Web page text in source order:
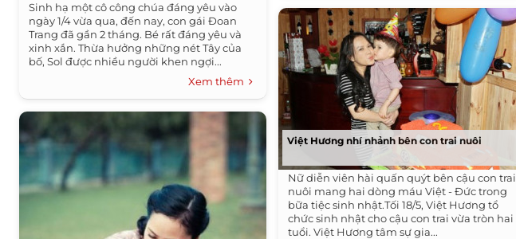
Sinh hạ một cô công chúa đáng yêu vào
ngày 1/4 vừa qua, đến nay, con gái Đoan
Trang đã gần 2 tháng. Bé rất đáng yêu và
xinh xắn. Thừa hưởng những nét Tây của
bố, Sol được nhiều người khen ngợi...
Xem thêm
Việt Hương nhí nhảnh bên con trai nuôi
Nữ diễn viên hài quấn quýt bên cậu con trai
nuôi mang hai dòng máu Việt - Đức trong
bữa tiệc sinh nhật.Tối 18/5, Việt Hương tổ
chức sinh nhật cho cậu con trai vừa tròn hai
tuổi. Việt Hương tâm sự gia...